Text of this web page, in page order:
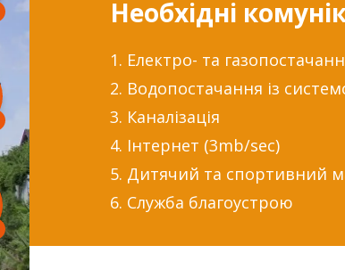
Необхідні
1. Електро- та
2. Водопостачання із
3. Каналізація
4. Інтернет (3mb/sec)
5. Дитячий та спортивний
6. Служба благоустрою